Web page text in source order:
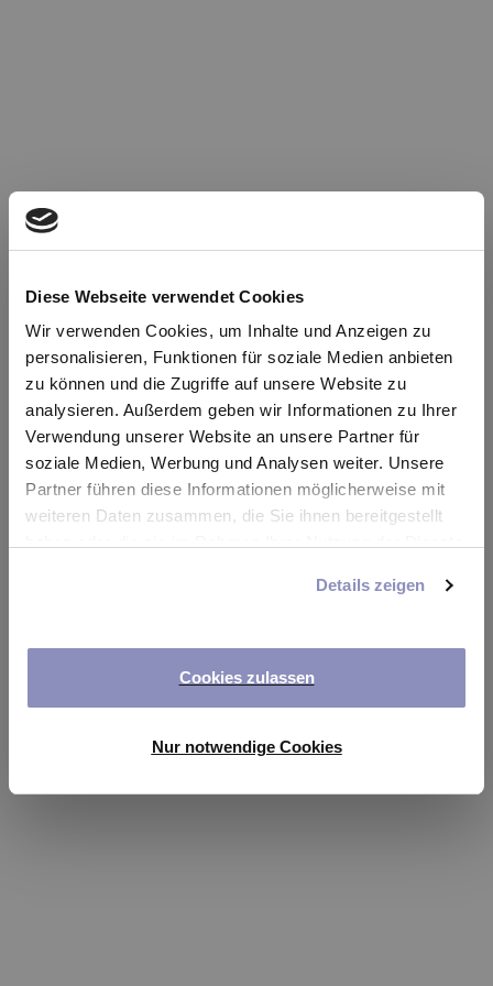
Diese Webseite verwendet Cookies
Wir verwenden Cookies, um Inhalte und Anzeigen zu
personalisieren, Funktionen für soziale Medien anbieten
zu können und die Zugriffe auf unsere Website zu
analysieren. Außerdem geben wir Informationen zu Ihrer
Verwendung unserer Website an unsere Partner für
soziale Medien, Werbung und Analysen weiter. Unsere
Partner führen diese Informationen möglicherweise mit
weiteren Daten zusammen, die Sie ihnen bereitgestellt
anpassen oder widerrufen. Weitere Details hierzu finden
Details zeigen
Cookies zulassen
Nur notwendige Cookies
Oops!
Something went wrong. Please try refreshing the
app
Refresh